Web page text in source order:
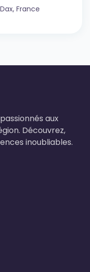
France
aux
Découvrez,
inoubliables.